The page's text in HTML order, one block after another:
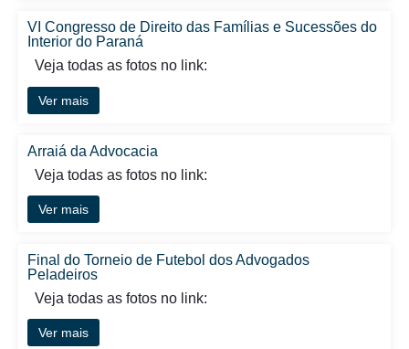
VI Congresso de Direito das Famílias e Sucessões do
Interior do Paraná
Veja todas as fotos no link:
Ver mais
Arraiá da Advocacia
Veja todas as fotos no link:
Ver mais
Final do Torneio de Futebol dos Advogados
Peladeiros
Veja todas as fotos no link:
Ver mais